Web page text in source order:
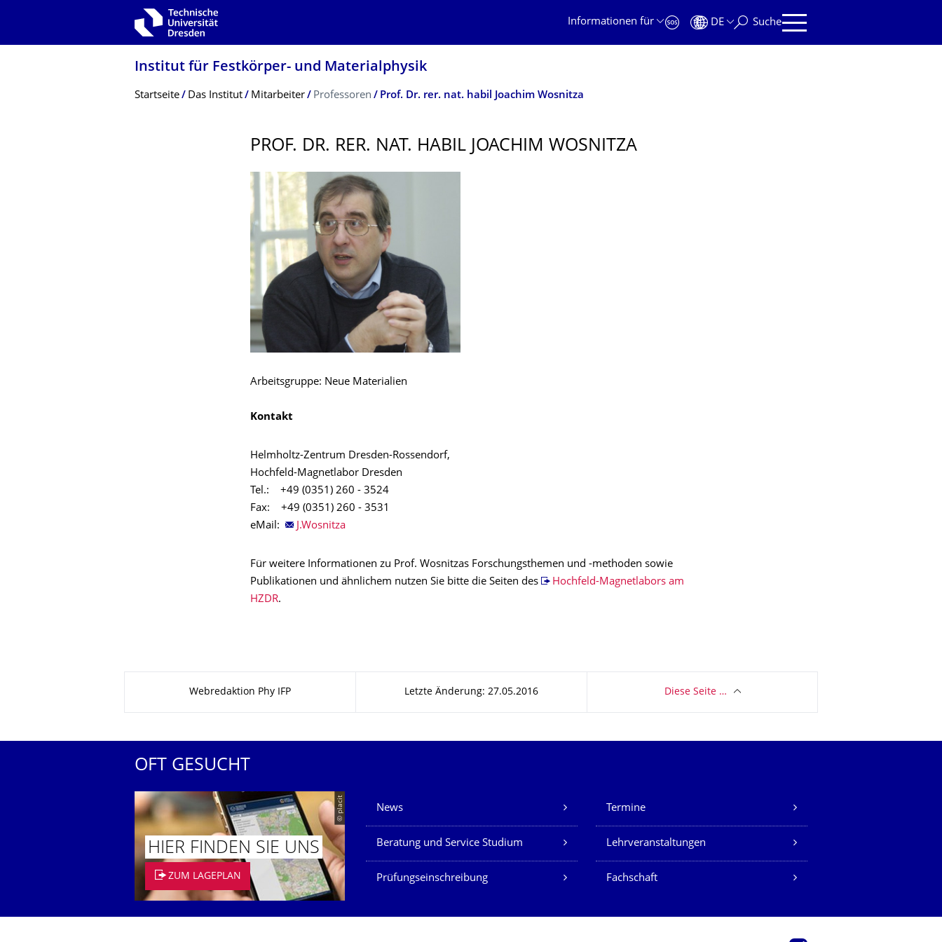
Zur Hauptnavigation springen
Informationen für
DE Suche
Institut für Festkörper- und Materialphysik
Breadcrumb-Menü
Startseite Das Institut Mitarbeiter Professoren Prof. Dr. rer. nat. habil Joachim Wosnitza
PROF. DR. RER. NAT. HABIL JOACHIM WOSNITZA
Arbeitsgruppe: Neue Materialien
Kontakt
Helmholtz-Zentrum Dresden-Rossendorf,
Hochfeld-Magnetlabor Dresden
Tel.: +49 (0351) 260 - 3524
Fax: +49 (0351) 260 - 3531
eMail:
J.Wosnitza
Für weitere Informationen zu Prof. Wosnitzas Forschungsthemen und -methoden sowie
Publikationen und ähnlichem nutzen Sie bitte die Seiten des
Hochfeld-Magnetlabors am
HZDR.
Webredaktion Phy IFP Letzte Änderung: 27.05.2016 Diese Seite …
OFT GESUCHT
© placit
HIER FINDEN SIE UNS
ZUM LAGEPLAN
Unsere Dienste
News Termine
Beratung und Service Studium Lehrveranstaltungen
Prüfungseinschreibung Fachschaft